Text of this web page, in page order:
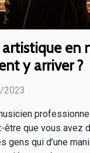
artistique en
y arriver ?
2023
être que vous avez
gens qui d’une